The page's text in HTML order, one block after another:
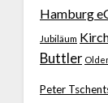
Hamburg
Jubiläum
Buttler
Peter